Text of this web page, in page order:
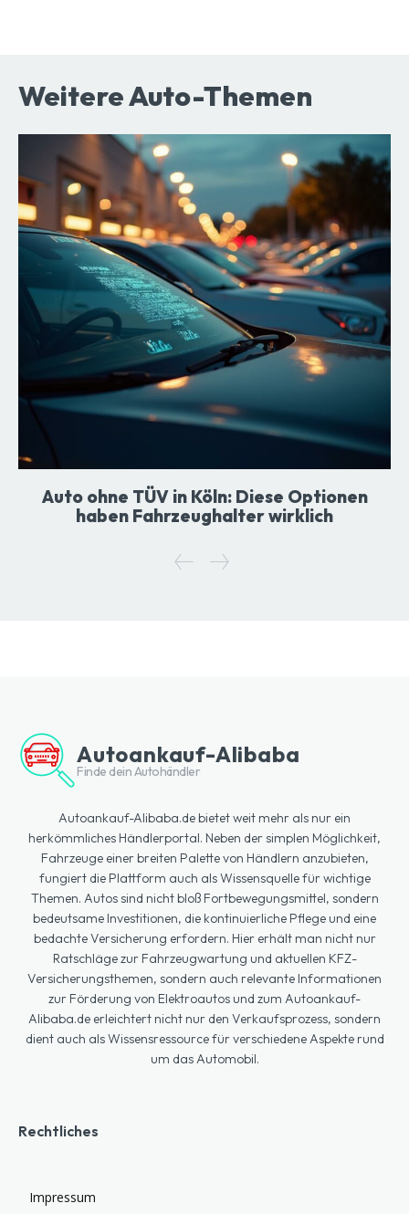
Weitere Auto-Themen
Auto ohne TÜV in Köln: Diese Optionen
haben Fahrzeughalter wirklich
Autoankauf-Alibaba
Finde dein Autohändler
Autoankauf-Alibaba.de bietet weit mehr als nur ein
herkömmliches Händlerportal. Neben der simplen Möglichkeit,
Fahrzeuge einer breiten Palette von Händlern anzubieten,
fungiert die Plattform auch als Wissensquelle für wichtige
Themen. Autos sind nicht bloß Fortbewegungsmittel, sondern
bedeutsame Investitionen, die kontinuierliche Pflege und eine
bedachte Versicherung erfordern. Hier erhält man nicht nur
Ratschläge zur Fahrzeugwartung und aktuellen KFZ-
Versicherungsthemen, sondern auch relevante Informationen
zur Förderung von Elektroautos und zum Autoankauf-
Alibaba.de erleichtert nicht nur den Verkaufsprozess, sondern
dient auch als Wissensressource für verschiedene Aspekte rund
um das Automobil.
Rechtliches
Impressum